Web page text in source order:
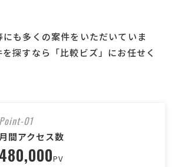
も多くの案件をいただいていま
探すなら「比較ビズ」にお任せく
Point-01
月間アクセス数
480,000PV